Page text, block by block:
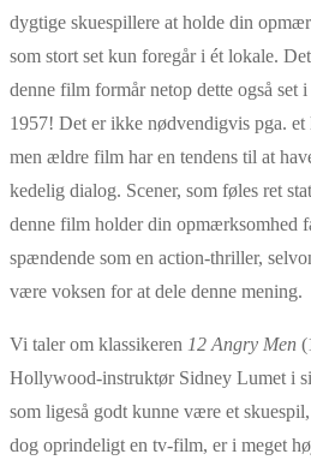
dygtige skuespillere at holde din
som stort set kun foregår i ét lokale.
denne film formår netop dette også set
1957! Det er ikke nødvendigvis pga. et
men ældre film har en tendens til at
kedelig dialog. Scener, som føles ret
denne film holder din opmærksomhed
spændende som en action-thriller,
være voksen for at dele denne mening.
Vi taler om klassikeren 12 Angry Men
Hollywood-instruktør Sidney Lumet i
som ligeså godt kunne være et
dog oprindeligt en tv-film, er i meget